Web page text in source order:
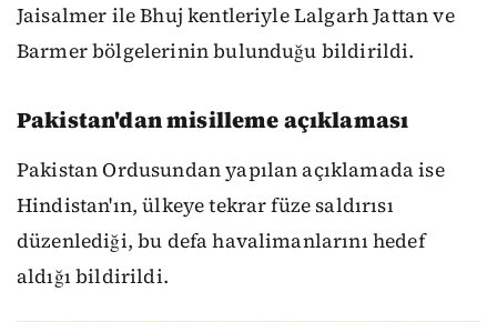
Jaisalmer ile Bhuj kentleriyle Lalgarh Jattan ve
Barmer bölgelerinin bulunduğu bildirildi.
Pakistan'dan misilleme açıklaması
Pakistan Ordusundan yapılan açıklamada ise
Hindistan'ın, ülkeye tekrar füze saldırısı
düzenlediği, bu defa havalimanlarını hedef
aldığı bildirildi.